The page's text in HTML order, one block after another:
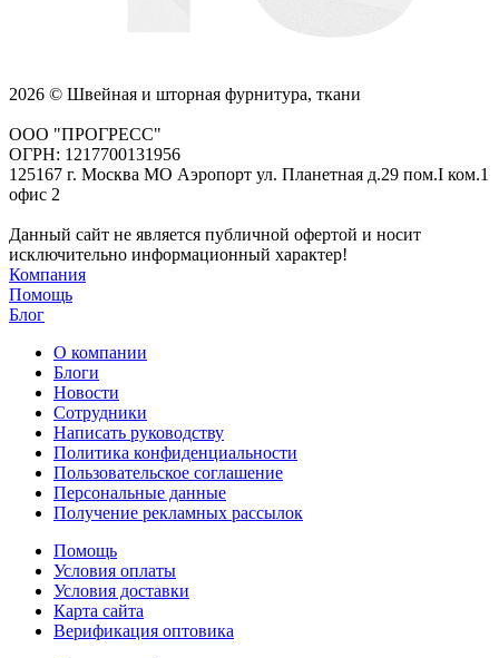
2026 © Швейная и шторная фурнитура, ткани
ООО "ПРОГРЕСС"
ОГРН: 1217700131956
125167 г. Москва МО Аэропорт ул. Планетная д.29 пом.I ком.1
офис 2
Данный сайт не является публичной офертой и носит
исключительно информационный характер!
Компания
Помощь
Блог
О компании
Блоги
Новости
Сотрудники
Написать руководству
Политика конфиденциальности
Пользовательское соглашение
Персональные данные
Получение рекламных рассылок
Помощь
Условия оплаты
Условия доставки
Карта сайта
Верификация оптовика